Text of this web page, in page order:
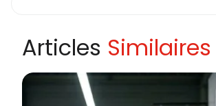
Articles Similaires